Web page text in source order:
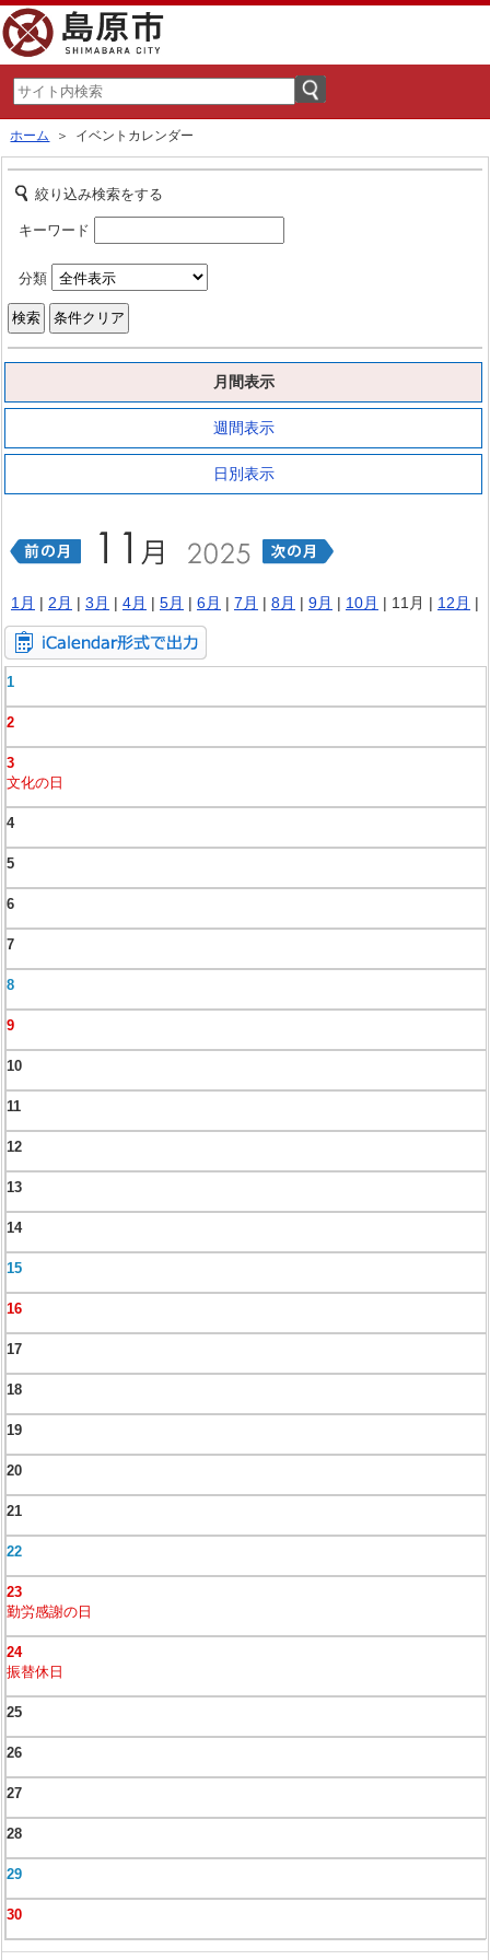
ホーム ＞ イベントカレンダー
絞り込み検索をする
キーワード
分類
月間表示
週間表示
日別表示
1月 | 2月 | 3月 | 4月 | 5月 | 6月 | 7月 | 8月 | 9月 | 10月 | 11月 | 12月 |
1
2
3
文化の日
4
5
6
7
8
9
10
11
12
13
14
15
16
17
18
19
20
21
22
23
勤労感謝の日
24
振替休日
25
26
27
28
29
30